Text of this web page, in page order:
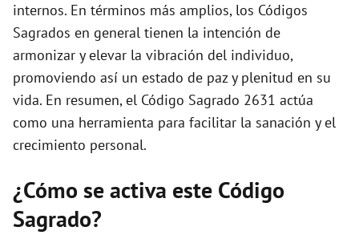
internos. En términos más amplios, los Códigos
Sagrados en general tienen la intención de
armonizar y elevar la vibración del individuo,
promoviendo así un estado de paz y plenitud en su
vida. En resumen, el Código Sagrado 2631 actúa
como una herramienta para facilitar la sanación y el
crecimiento personal.
¿Cómo se activa este Código
Sagrado?